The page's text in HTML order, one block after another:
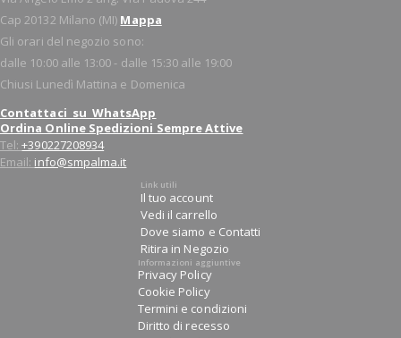
Cap 20132 Milano (MI) Mappa
Gli orari del negozio sono:
dalle 10:00 alle 13:00 - dalle 15:30 alle 19:00
Chiusi Lunedì Mattina e Domenica
Contattaci su WhatsApp
Ordina Online Spedizioni Sempre Attive
Tel:+390227208934
Email: info@smpalma.it
Link utili
Il tuo account
Vedi il carrello
Dove siamo e Contatti
Ritira in Negozio
Informazioni aggiuntive
Privacy Policy
Cookie Policy
Termini e condizioni
Diritto di recesso